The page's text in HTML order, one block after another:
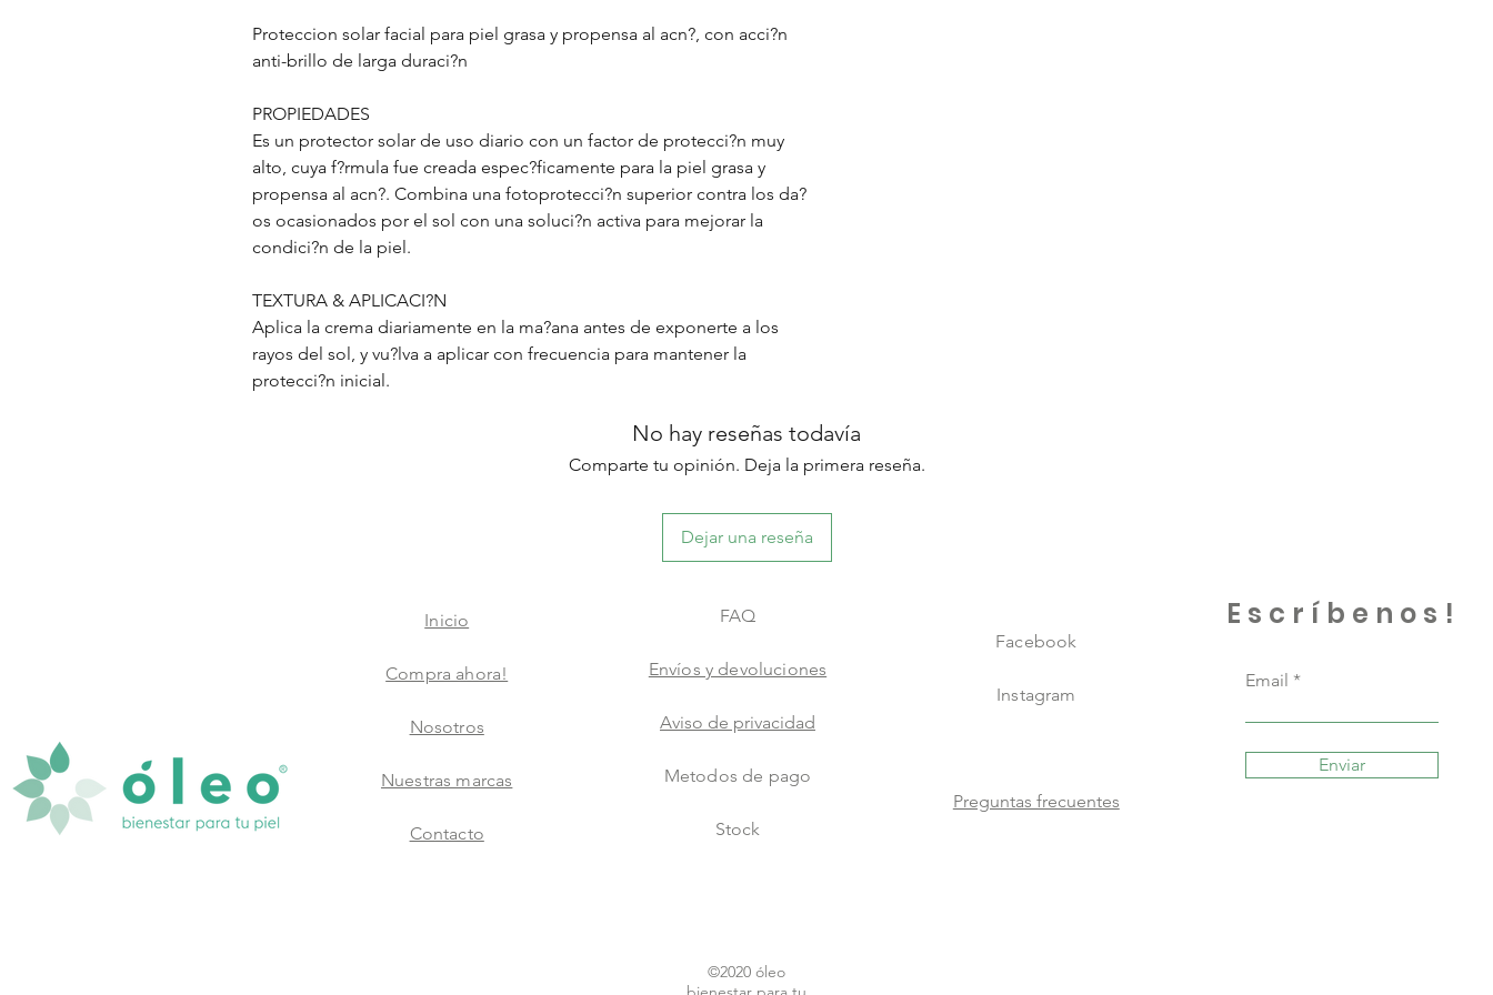
Proteccion solar facial para piel grasa y propensa al acn?, con acci?n
anti-brillo de larga duraci?n
PROPIEDADES
Es un protector solar de uso diario con un factor de protecci?n muy
alto, cuya f?rmula fue creada espec?ficamente para la piel grasa y
propensa al acn?. Combina una fotoprotecci?n superior contra los da?
os ocasionados por el sol con una soluci?n activa para mejorar la
condici?n de la piel.
TEXTURA & APLICACI?N
Aplica la crema diariamente en la ma?ana antes de exponerte a los
rayos del sol, y vu?lva a aplicar con frecuencia para mantener la
protecci?n inicial.
No hay reseñas todavía
Comparte tu opinión. Deja la primera reseña.
Dejar una reseña
Inicio
Compra ahora!
Nosotros
Nuestras marcas
Contacto
FAQ
Envíos y devoluciones
Aviso de privacidad
Metodos de pago
Stock
Facebook
Instagram
Preguntas frecuentes
Escríbenos!
Email
Enviar
©2020 óleo